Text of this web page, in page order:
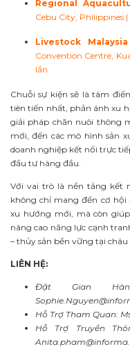
Regional
Cebu City, Philippines
Livestock
Convention Centre,
lần
Chuỗi sự kiện sẽ là tâm
tiên tiến nhất, phản ánh xu
giải pháp chăn nuôi thông
mới, đến các mô hình sản
doanh nghiệp kết nối trực
đầu tư hàng đầu.
Với vai trò là nền tảng kết
không chỉ mang đến cơ
xu hướng mới, mà còn
nâng cao năng lực cạnh
– thủy sản bền vững tại châu
LIÊN HỆ:
Đặt Gian
Hỗ Trợ Tham Quan:
Hỗ Trợ Truyền